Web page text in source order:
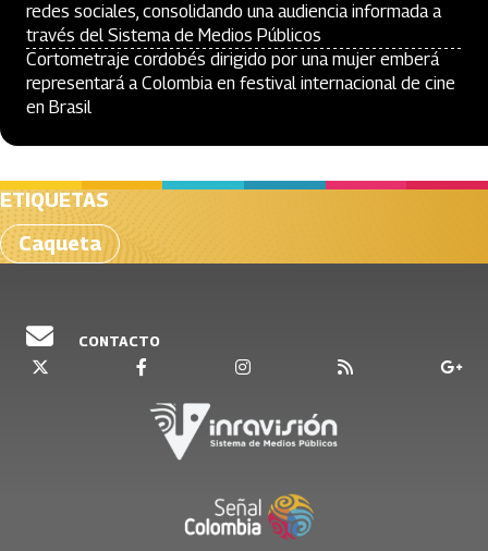
redes sociales, consolidando una audiencia informada a
través del Sistema de Medios Públicos
Cortometraje cordobés dirigido por una mujer emberá
representará a Colombia en festival internacional de cine
en Brasil
ETIQUETAS
Caqueta
CONTACTO